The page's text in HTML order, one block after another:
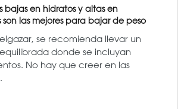
bajas en hidratos y altas en
son las mejores para bajar de peso
se recomienda llevar un
donde se incluyan
No hay que creer en las
.